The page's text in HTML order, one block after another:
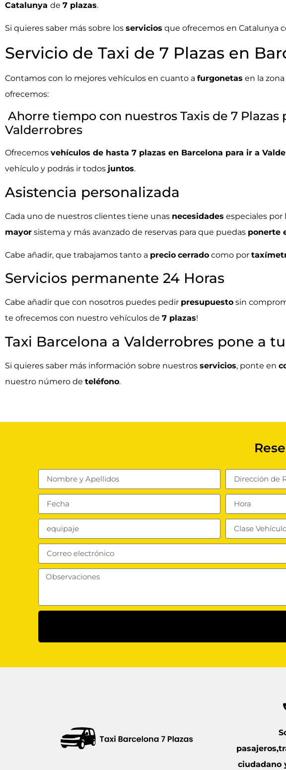
Catalunya de 7 plazas.
Si quieres saber más sobre los servicios que ofrecemos en Catalunya
Servicio de Taxi de 7 Plazas en
Contamos con lo mejores vehículos en cuanto a furgonetas en la
ofrecemos:
Ahorre tiempo con nuestros Taxis de 7
Valderrobres
Ofrecemos vehículos de hasta 7 plazas en Barcelona para ir a
vehículo y podrás ir todos juntos.
Asistencia personalizada
Cada uno de nuestros clientes tiene unas necesidades especiales por
mayor sistema y más avanzado de reservas para que puedas ponerte
Cabe añadir, que trabajamos tanto a precio cerrado como por
Servicios permanente 24 Horas
Cabe añadir que con nosotros puedes pedir presupuesto sin
te ofrecemos con nuestro vehículos de 7 plazas!
Taxi Barcelona a Valderrobres pone a
Si quieres saber más información sobre nuestros servicios, ponte en
nuestro número de teléfono.
ciudadano